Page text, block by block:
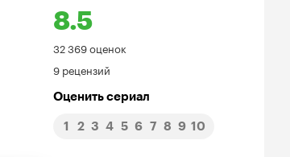
8.5
Рейтинг
Кинопоиска
8.5
32 369 оценок
9 рецензий
Оценить сериал
1 2 3 4 5 6 7 8 9 10